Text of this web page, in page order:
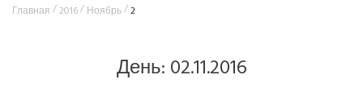
Главная /2016/ Ноябрь/2
День: 02.11.2016